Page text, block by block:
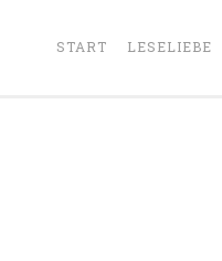
START LESELIEBE